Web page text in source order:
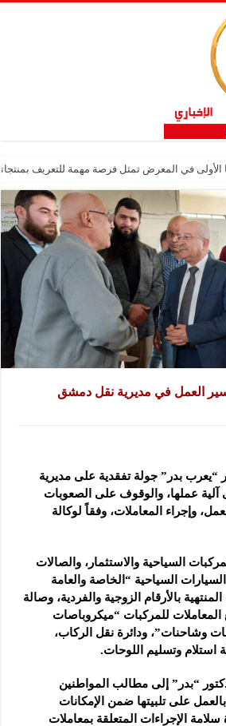
في المعرض تمثل فرصة مهمة للتعريف
العمل في مديرية نقل دمشق
“يعرب بدر” جولة تفقدية على مديرية
عملها، والوقوف على
الصعوبات
وإجراء المعاملات، وفقاً لوكالة
السياحية والاستثمار، والصالات
السياحية “الخاصة والعامة
بالأرقام الزوجية والفردية، وصالة
المعاملات للمركبات “ميكروباصات
وشاحنات”، ودائرة نقل الركاب،
استلام وتسليم اللوحات.
“بدر” إلى مطالب المواطنين
على تلبيتها ضمن الإمكانات
الإجراءات المتعلقة بمعاملات